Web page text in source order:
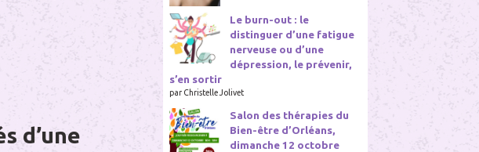
d’une
Le burn-out : le
distinguer d’une fatigue
nerveuse ou d’une
dépression, le prévenir,
s’en sortir
par Christelle Jolivet
Salon des thérapies du
Bien-être d’Orléans,
dimanche 12 octobre